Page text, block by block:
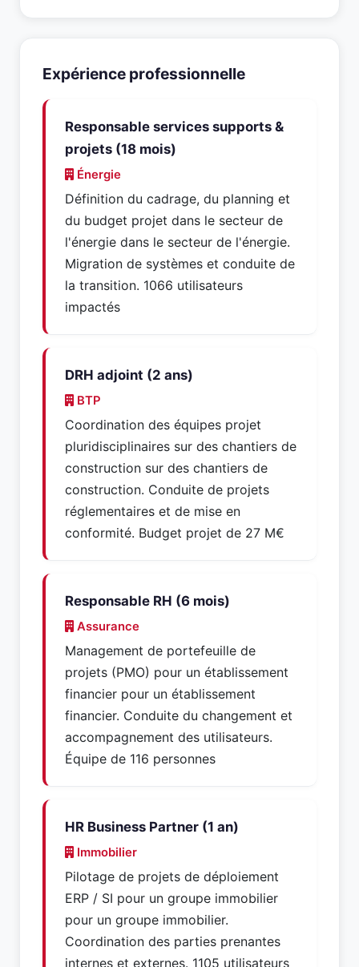
Expérience professionnelle
Responsable services supports &
projets (18 mois)
Énergie
Définition du cadrage, du planning et
du budget projet dans le secteur de
l'énergie dans le secteur de l'énergie.
Migration de systèmes et conduite de
la transition. 1066 utilisateurs
impactés
DRH adjoint (2 ans)
BTP
Coordination des équipes projet
pluridisciplinaires sur des chantiers de
construction sur des chantiers de
construction. Conduite de projets
réglementaires et de mise en
conformité. Budget projet de 27 M€
Responsable RH (6 mois)
Assurance
Management de portefeuille de
projets (PMO) pour un établissement
financier pour un établissement
financier. Conduite du changement et
accompagnement des utilisateurs.
Équipe de 116 personnes
HR Business Partner (1 an)
Immobilier
Pilotage de projets de déploiement
ERP / SI pour un groupe immobilier
pour un groupe immobilier.
Coordination des parties prenantes
internes et externes. 1105 utilisateurs